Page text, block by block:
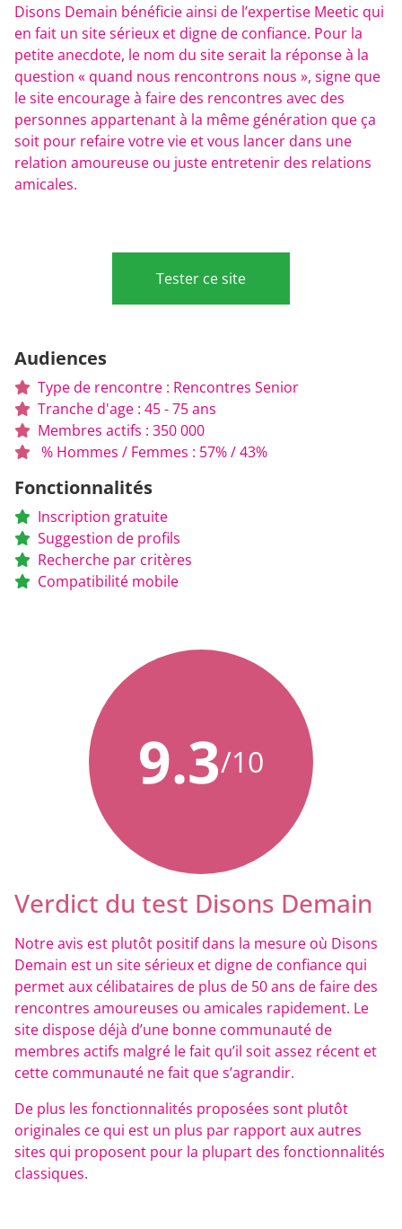
Disons Demain bénéficie ainsi de l’expertise Meetic qui
en fait un site sérieux et digne de confiance. Pour la
petite anecdote, le nom du site serait la réponse à la
question « quand nous rencontrons nous », signe que
le site encourage à faire des rencontres avec des
personnes appartenant à la même génération que ça
soit pour refaire votre vie et vous lancer dans une
relation amoureuse ou juste entretenir des relations
amicales.
Audiences
Type de rencontre : Rencontres Senior
Tranche d'age : 45 - 75 ans
Membres actifs : 350 000
% Hommes / Femmes : 57% / 43%
Fonctionnalités
Inscription gratuite
Suggestion de profils
Recherche par critères
Compatibilité mobile
Tester ce site
9.3/10
Verdict du test Disons Demain
Notre avis est plutôt positif dans la mesure où Disons
Demain est un site sérieux et digne de confiance qui
permet aux célibataires de plus de 50 ans de faire des
rencontres amoureuses ou amicales rapidement. Le
site dispose déjà d’une bonne communauté de
membres actifs malgré le fait qu’il soit assez récent et
cette communauté ne fait que s’agrandir.
De plus les fonctionnalités proposées sont plutôt
originales ce qui est un plus par rapport aux autres
sites qui proposent pour la plupart des fonctionnalités
classiques.